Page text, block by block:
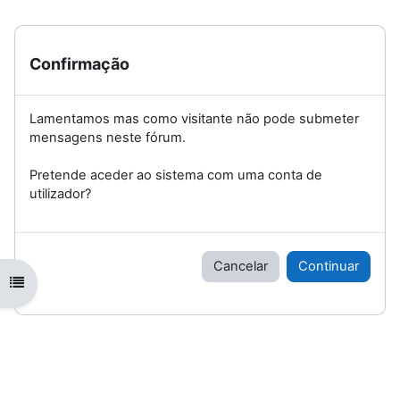
Abrir índice da disciplina
Confirmação
Lamentamos mas como visitante não pode submeter
mensagens neste fórum.
Pretende aceder ao sistema com uma conta de
utilizador?
Cancelar Continuar